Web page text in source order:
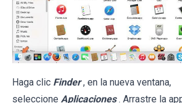
Haga clic Finder , en la nueva ventana,
seleccione Aplicaciones . Arrastre la